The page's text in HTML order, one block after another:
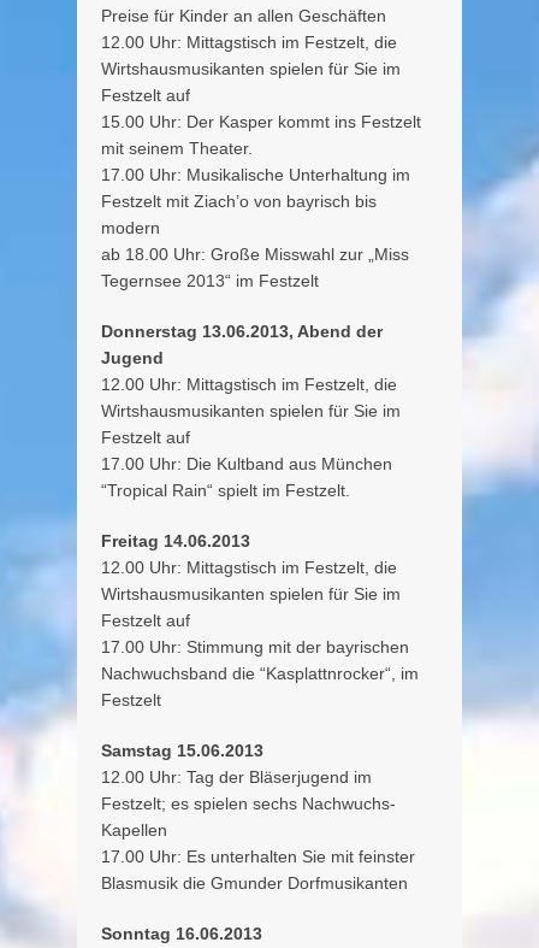
Preise für Kinder an allen Geschäften
12.00 Uhr: Mittagstisch im Festzelt, die
Wirtshausmusikanten spielen für Sie im
Festzelt auf
15.00 Uhr: Der Kasper kommt ins Festzelt
mit seinem Theater.
17.00 Uhr: Musikalische Unterhaltung im
Festzelt mit Ziach’o von bayrisch bis
modern
ab 18.00 Uhr: Große Misswahl zur „Miss
Tegernsee 2013“ im Festzelt
Donnerstag 13.06.2013, Abend der
Jugend
12.00 Uhr: Mittagstisch im Festzelt, die
Wirtshausmusikanten spielen für Sie im
Festzelt auf
17.00 Uhr: Die Kultband aus München
“Tropical Rain“ spielt im Festzelt.
Freitag 14.06.2013
12.00 Uhr: Mittagstisch im Festzelt, die
Wirtshausmusikanten spielen für Sie im
Festzelt auf
17.00 Uhr: Stimmung mit der bayrischen
Nachwuchsband die “Kasplattnrocker“, im
Festzelt
Samstag 15.06.2013
12.00 Uhr: Tag der Bläserjugend im
Festzelt; es spielen sechs Nachwuchs-
Kapellen
17.00 Uhr: Es unterhalten Sie mit feinster
Blasmusik die Gmunder Dorfmusikanten
Sonntag 16.06.2013